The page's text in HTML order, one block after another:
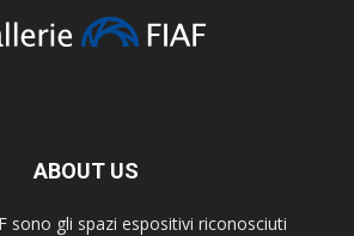
ABOUT US
sono gli spazi espositivi riconosciuti